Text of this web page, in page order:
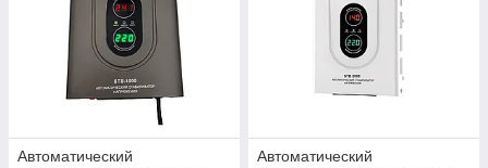
Автоматический
Автоматический